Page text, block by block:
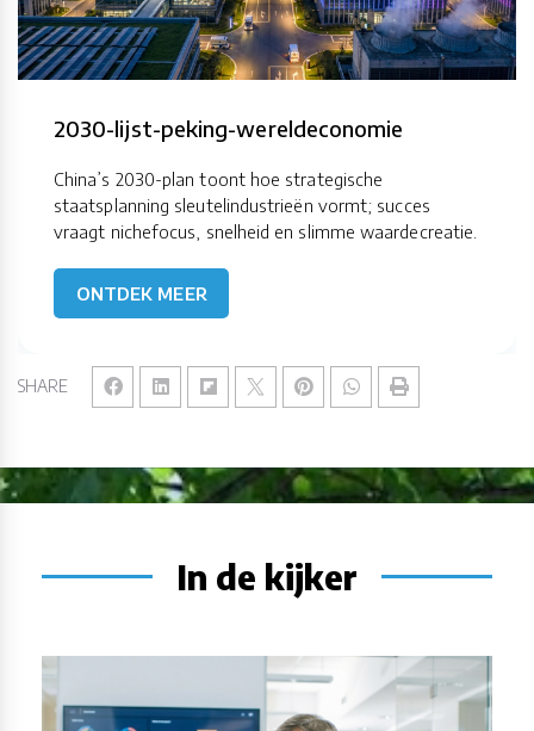
SHARE
2030-lijst-peking-wereldeconomie
China’s 2030-plan toont hoe strategische
staatsplanning sleutelindustrieën vormt; succes
vraagt nichefocus, snelheid en slimme waardecreatie.
ONTDEK MEER
In de kijker